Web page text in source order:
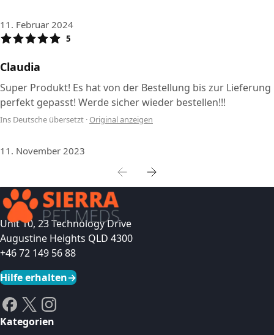
11. Februar 2024
5
Claudia
Super Produkt! Es hat von der Bestellung bis zur Lieferung
perfekt gepasst! Werde sicher wieder bestellen!!!
Ins Deutsche übersetzt · Original anzeigen
11. November 2023
Unit 10, 23 Technology Drive
Augustine Heights QLD 4300
+46 72 149 56 88
Hilfe erhalten→
Kategorien